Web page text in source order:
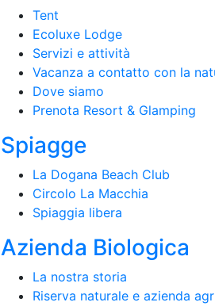
Tent
Ecoluxe Lodge
Servizi e attività
Vacanza a contatto con la
Dove siamo
Prenota Resort & Glamping
Spiagge
La Dogana Beach Club
Circolo La Macchia
Spiaggia libera
Azienda Biologica
La nostra storia
Riserva naturale e azienda